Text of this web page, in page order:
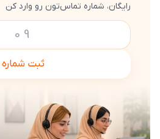
رایگان، شماره تماس‌تون رو وارد کن
ثبت شماره